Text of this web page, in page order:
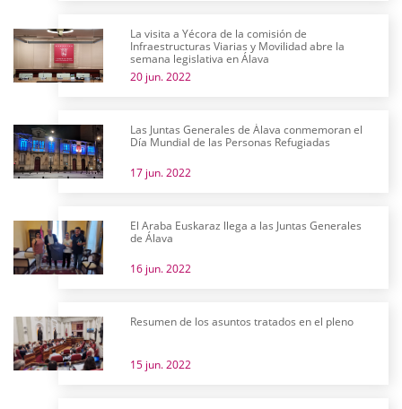
La visita a Yécora de la comisión de
Infraestructuras Viarias y Movilidad abre la
semana legislativa en Álava
20 jun. 2022
Las Juntas Generales de Álava conmemoran el
Día Mundial de las Personas Refugiadas
17 jun. 2022
El Araba Euskaraz llega a las Juntas Generales
de Álava
16 jun. 2022
Resumen de los asuntos tratados en el pleno
15 jun. 2022